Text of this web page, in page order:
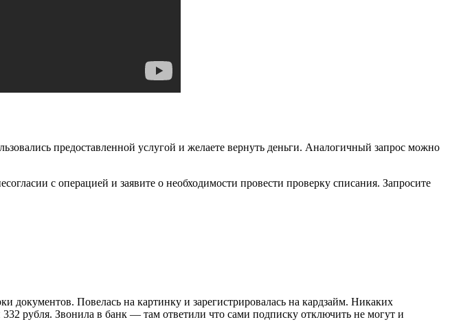
предоставленной услугой и желаете вернуть деньги. Аналогичный запрос можно
с операцией и заявите о необходимости провести проверку списания. Запросите
Повелась на картинку и зарегистрировалась на кардзайм. Никаких
рубля. Звонила в банк — там ответили что сами подписку отключить не могут и